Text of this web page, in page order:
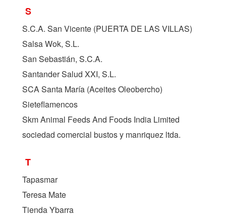
S
S.C.A. San Vicente (PUERTA DE LAS VILLAS)
Salsa Wok, S.L.
San Sebastián, S.C.A.
Santander Salud XXI, S.L.
SCA Santa María (Aceites Oleobercho)
Sieteflamencos
Skm Animal Feeds And Foods India Limited
sociedad comercial bustos y manriquez ltda.
T
Tapasmar
Teresa Mate
Tienda Ybarra